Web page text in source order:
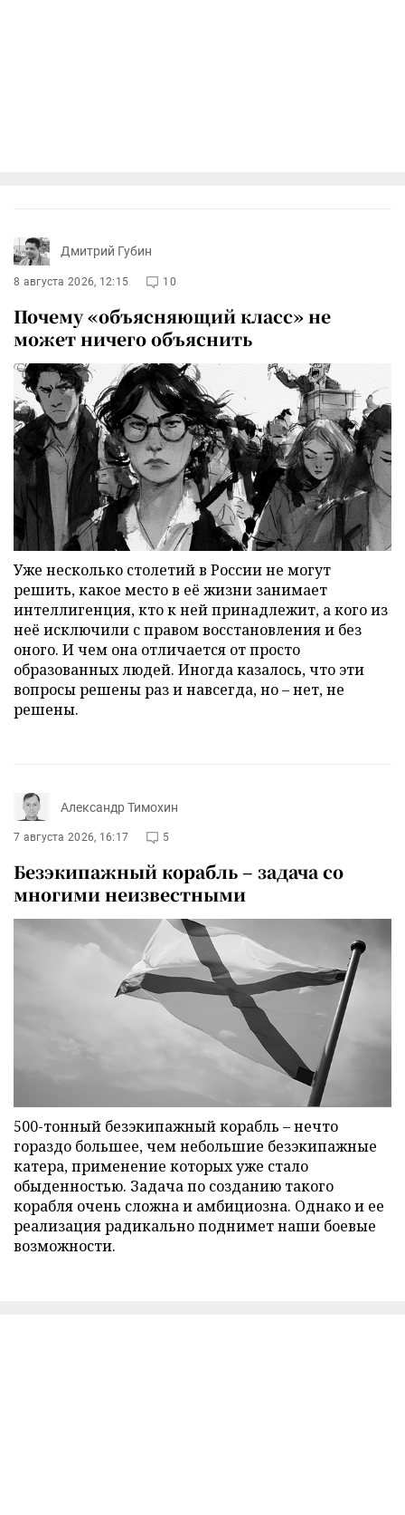
Дмитрий Губин
8 августа 2026, 12:15 10
Почему «объясняющий класс» не
может ничего объяснить
Уже несколько столетий в России не могут
решить, какое место в её жизни занимает
интеллигенция, кто к ней принадлежит, а кого из
неё исключили с правом восстановления и без
оного. И чем она отличается от просто
образованных людей. Иногда казалось, что эти
вопросы решены раз и навсегда, но – нет, не
решены.
Александр Тимохин
7 августа 2026, 16:17 5
Безэкипажный корабль – задача со
многими неизвестными
500-тонный безэкипажный корабль – нечто
гораздо большее, чем небольшие безэкипажные
катера, применение которых уже стало
обыденностью. Задача по созданию такого
корабля очень сложна и амбициозна. Однако и ее
реализация радикально поднимет наши боевые
возможности.